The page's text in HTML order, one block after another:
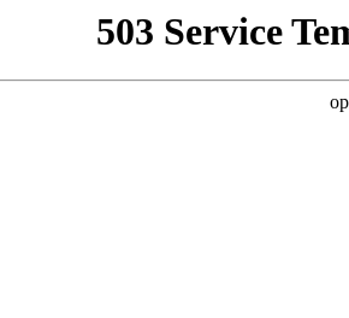
503 Service